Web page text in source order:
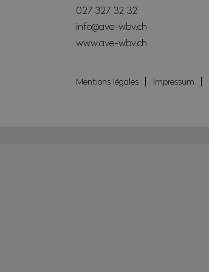
027 327 32 32
info@ave-wbv.ch
www.ave-wbv.ch
Mentions légales Impressum